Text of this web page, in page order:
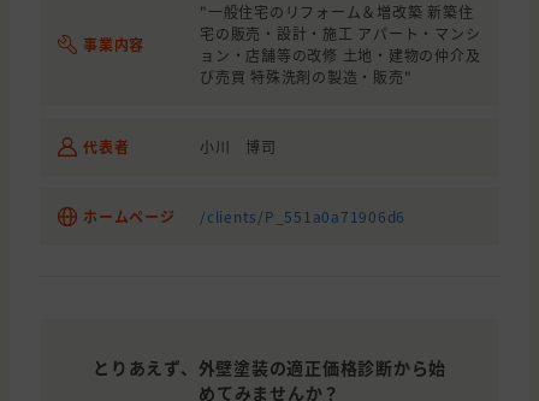
石川県
外壁の塗装, 外壁の貼り替え(サイディ
外壁の塗装, 屋根の塗装
石川県
金沢市
外壁の塗装
石川県
金沢市
全面の貼り替え
事業内容
"一般住宅のリフォーム＆増改築 新築住
宅の販売・設計・施工 アパート・マンシ
ョン・店舗等の改修 土地・建物の仲介及
び売買 特殊洗剤の製造・販売"
代表者 小川 博司
ホームページ /clients/P_551a0a71906d6
とりあえず、外壁塗装の適正価格診断から始
めてみませんか？